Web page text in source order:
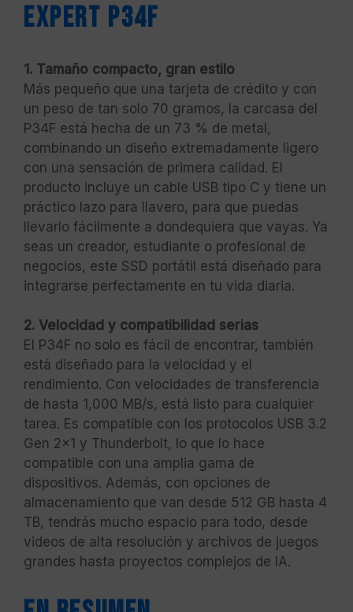
EXPERT P34F
1. Tamaño compacto, gran estilo
Más pequeño que una tarjeta de crédito y con
un peso de tan solo 70 gramos, la carcasa del
P34F está hecha de un 73 % de metal,
combinando un diseño extremadamente ligero
con una sensación de primera calidad. El
producto incluye un cable USB tipo C y tiene un
práctico lazo para llavero, para que puedas
llevarlo fácilmente a dondequiera que vayas. Ya
seas un creador, estudiante o profesional de
negocios, este SSD portátil está diseñado para
integrarse perfectamente en tu vida diaria.
2. Velocidad y compatibilidad serias
El P34F no solo es fácil de encontrar, también
está diseñado para la velocidad y el
rendimiento. Con velocidades de transferencia
de hasta 1,000 MB/s, está listo para cualquier
tarea. Es compatible con los protocolos USB 3.2
Gen 2x1 y Thunderbolt, lo que lo hace
compatible con una amplia gama de
dispositivos. Además, con opciones de
almacenamiento que van desde 512 GB hasta 4
TB, tendrás mucho espacio para todo, desde
videos de alta resolución y archivos de juegos
grandes hasta proyectos complejos de IA.